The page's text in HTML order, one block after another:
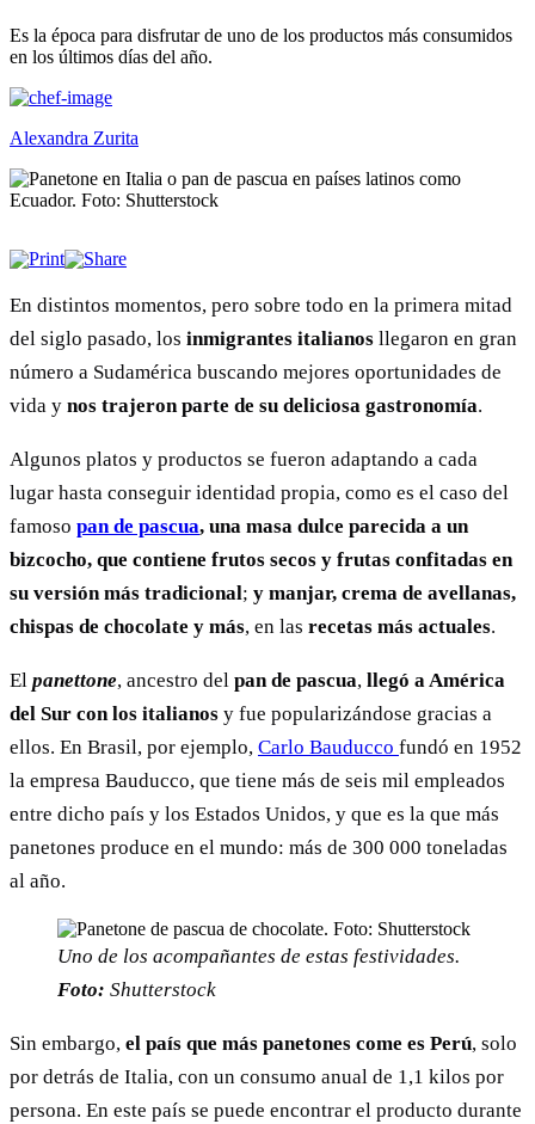
Es la época para disfrutar de uno de los productos más consumidos
en los últimos días del año.
Alexandra Zurita
En distintos momentos, pero sobre todo en la primera mitad
del siglo pasado, los inmigrantes italianos llegaron en gran
número a Sudamérica buscando mejores oportunidades de
vida y nos trajeron parte de su deliciosa gastronomía.
Algunos platos y productos se fueron adaptando a cada
lugar hasta conseguir identidad propia, como es el caso del
famoso pan de pascua, una masa dulce parecida a un
bizcocho, que contiene frutos secos y frutas confitadas en
su versión más tradicional; y manjar, crema de avellanas,
chispas de chocolate y más, en las recetas más actuales.
El panettone, ancestro del pan de pascua, llegó a América
del Sur con los italianos y fue popularizándose gracias a
ellos. En Brasil, por ejemplo, Carlo Bauducco fundó en 1952
la empresa Bauducco, que tiene más de seis mil empleados
entre dicho país y los Estados Unidos, y que es la que más
panetones produce en el mundo: más de 300 000 toneladas
al año.
Uno de los acompañantes de estas festividades.
Foto: Shutterstock
Sin embargo, el país que más panetones come es Perú, solo
por detrás de Italia, con un consumo anual de 1,1 kilos por
persona. En este país se puede encontrar el producto durante